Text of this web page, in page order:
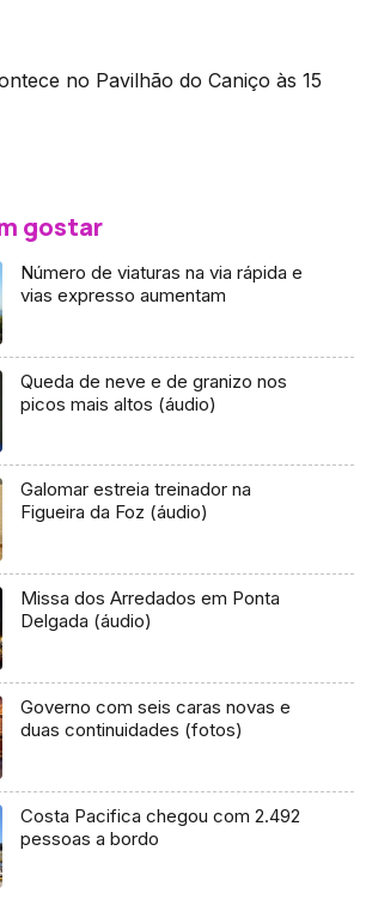
no Pavilhão do Caniço às 15
gostar
Número de viaturas na via rápida e
vias expresso aumentam
Queda de neve e de granizo nos
picos mais altos (áudio)
Galomar estreia treinador na
Figueira da Foz (áudio)
Missa dos Arredados em Ponta
Delgada (áudio)
Governo com seis caras novas e
duas continuidades (fotos)
Costa Pacifica chegou com 2.492
pessoas a bordo